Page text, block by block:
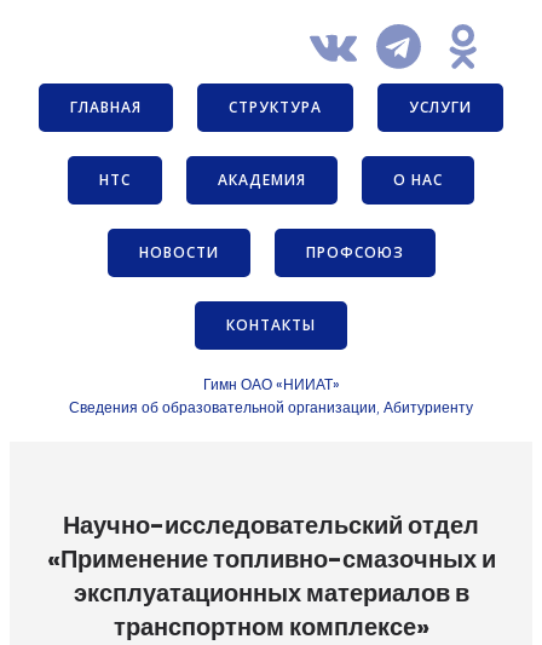
ГЛАВНАЯ СТРУКТУРА УСЛУГИ
НТС АКАДЕМИЯ О НАС
НОВОСТИ ПРОФСОЮЗ
КОНТАКТЫ
Гимн ОАО «НИИАТ»
Сведения об образовательной организации, Абитуриенту
Научно-исследовательский отдел
«Применение топливно-смазочных и
эксплуатационных материалов в
транспортном комплексе»